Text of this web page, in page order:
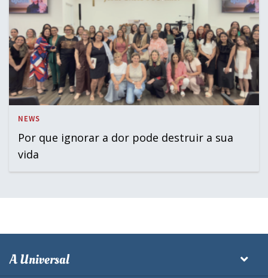
NEWS
Por que ignorar a dor pode destruir a sua
vida
A Universal